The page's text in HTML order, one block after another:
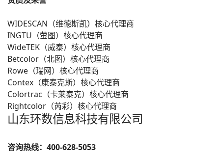
WIDESCAN（维德斯凯）核心代理商
INGTU（萤图）核心代理商
WideTEK（威泰）核心代理商
Betcolor（北图）核心代理商
Rowe（瑞网）核心代理商
Contex（康泰克斯）核心代理商
Colortrac（卡莱泰克）核心代理商
Rightcolor（芮彩）核心代理商
山东环数信息科技有限公司
咨询热线：400-628-5053